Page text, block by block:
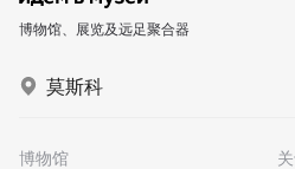
博物馆、展览及远足聚合器
莫斯科
博物馆